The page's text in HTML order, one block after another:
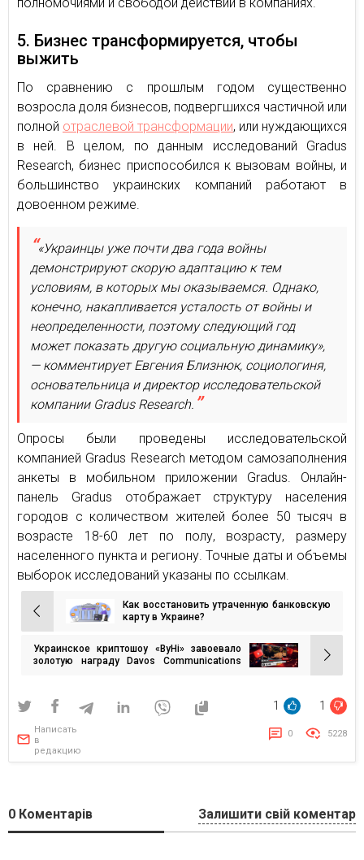
полномочиями и свободой действий в компаниях.
5. Бизнес трансформируется, чтобы
выжить
По сравнению с прошлым годом существенно
возросла доля бизнесов, подвергшихся частичной или
полной отраслевой трансформации, или нуждающихся
в ней. В целом, по данным исследований Gradus
Research, бизнес приспособился к вызовам войны, и
большинство украинских компаний работают в
довоенном режиме.
«Украинцы уже почти два года войны
демонстрируют скорую адаптацию к тем
условиям, в которых мы оказываемся. Однако,
конечно, накапливается усталость от войны и
неопределенности, поэтому следующий год
может показать другую социальную динамику»,
— комментирует Евгения Близнюк, социологиня,
основательница и директор исследовательской
компании Gradus Research.
Опросы были проведены исследовательской
компанией Gradus Research методом самозаполнения
анкеты в мобильном приложении Gradus. Онлайн-
панель Gradus отображает структуру населения
городов с количеством жителей более 50 тысяч в
возрасте 18-60 лет по полу, возрасту, размеру
населенного пункта и региону. Точные даты и объемы
выборок исследований указаны по ссылкам.
Навигация
по
записям
Как восстановить утраченную банковскую
карту в Украине?
Украинское криптошоу «ВуНі» завоевало
золотую награду Davos Communications
1 1
Написать
в
редакцию
0 5228
0 Коментарів Залишити свій коментар